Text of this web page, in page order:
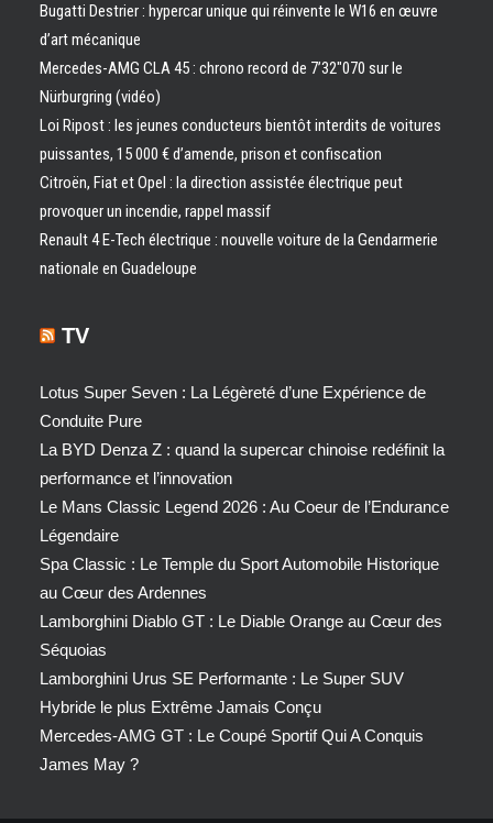
Bugatti Destrier : hypercar unique qui réinvente le W16 en œuvre
d’art mécanique
Mercedes-AMG CLA 45 : chrono record de 7’32″070 sur le
Nürburgring (vidéo)
Loi Ripost : les jeunes conducteurs bientôt interdits de voitures
puissantes, 15 000 € d’amende, prison et confiscation
Citroën, Fiat et Opel : la direction assistée électrique peut
provoquer un incendie, rappel massif
Renault 4 E-Tech électrique : nouvelle voiture de la Gendarmerie
nationale en Guadeloupe
TV
Lotus Super Seven : La Légèreté d’une Expérience de
Conduite Pure
La BYD Denza Z : quand la supercar chinoise redéfinit la
performance et l’innovation
Le Mans Classic Legend 2026 : Au Coeur de l’Endurance
Légendaire
Spa Classic : Le Temple du Sport Automobile Historique
au Cœur des Ardennes
Lamborghini Diablo GT : Le Diable Orange au Cœur des
Séquoias
Lamborghini Urus SE Performante : Le Super SUV
Hybride le plus Extrême Jamais Conçu
Mercedes-AMG GT : Le Coupé Sportif Qui A Conquis
James May ?